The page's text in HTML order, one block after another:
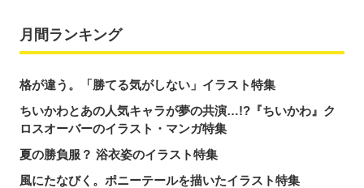
月間ランキング
格が違う。「勝てる気がしない」イラスト特集
ちいかわとあの人気キャラが夢の共演…!?『ちいかわ』ク
ロスオーバーのイラスト・マンガ特集
夏の勝負服？ 浴衣姿のイラスト特集
風にたなびく。ポニーテールを描いたイラスト特集